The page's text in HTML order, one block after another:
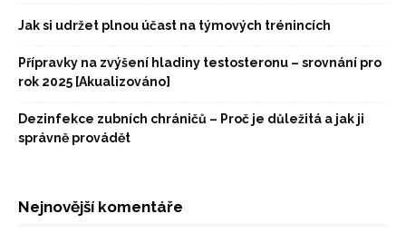
Jak si udržet plnou účast na týmových trénincích
Přípravky na zvýšení hladiny testosteronu – srovnání pro
rok 2025 [Akualizováno]
Dezinfekce zubních chráničů – Proč je důležitá a jak ji
správně provádět
Nejnovější komentáře